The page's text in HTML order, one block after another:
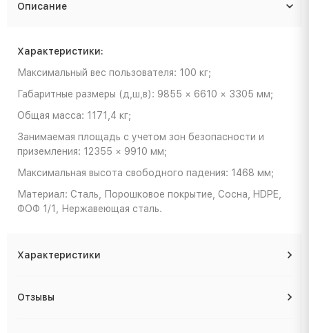
Описание
Характеристики:
Максимальный вес пользователя: 100 кг;
Габаритные размеры (д,ш,в): 9855 × 6610 × 3305 мм;
Общая масса: 1171,4 кг;
Занимаемая площадь с учетом зон безопасности и
приземления: 12355 × 9910 мм;
Максимальная высота свободного падения: 1468 мм;
Материал: Сталь, Порошковое покрытие, Сосна, HDPE,
ФОФ 1/1, Нержавеющая сталь.
Характеристики
Отзывы